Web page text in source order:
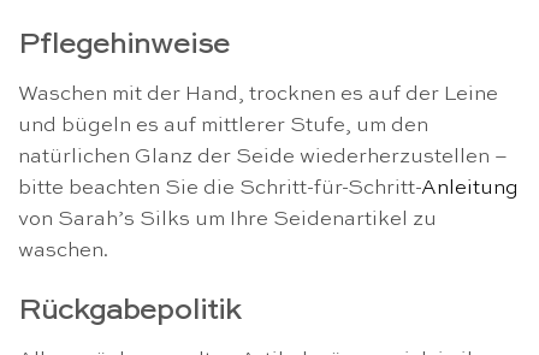
Pflegehinweise
Waschen mit der Hand, trocknen es auf der Leine
und bügeln es auf mittlerer Stufe, um den
natürlichen Glanz der Seide wiederherzustellen –
bitte beachten Sie die Schritt-für-Schritt-Anleitung
von Sarah’s Silks um Ihre Seidenartikel zu
waschen.
Rückgabepolitik